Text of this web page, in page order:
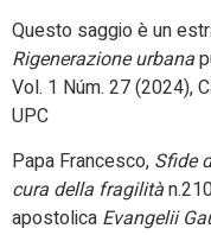
Questo saggio è un
Rigenerazione urbana
Vol. 1 Núm. 27 (2024),
UPC
Papa Francesco, Sfide
cura della fragilità
apostolica Evangelii